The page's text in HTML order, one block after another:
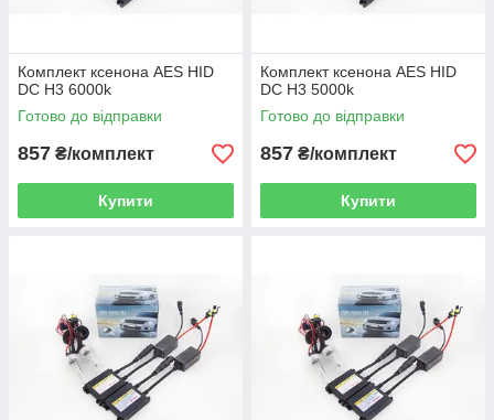
Комплект ксенона AES HID
DC H3 6000k
Готово до відправки
857 ₴/комплект
Купити
Комплект ксенона AES HID
DC H3 5000k
Готово до відправки
857 ₴/комплект
Купити